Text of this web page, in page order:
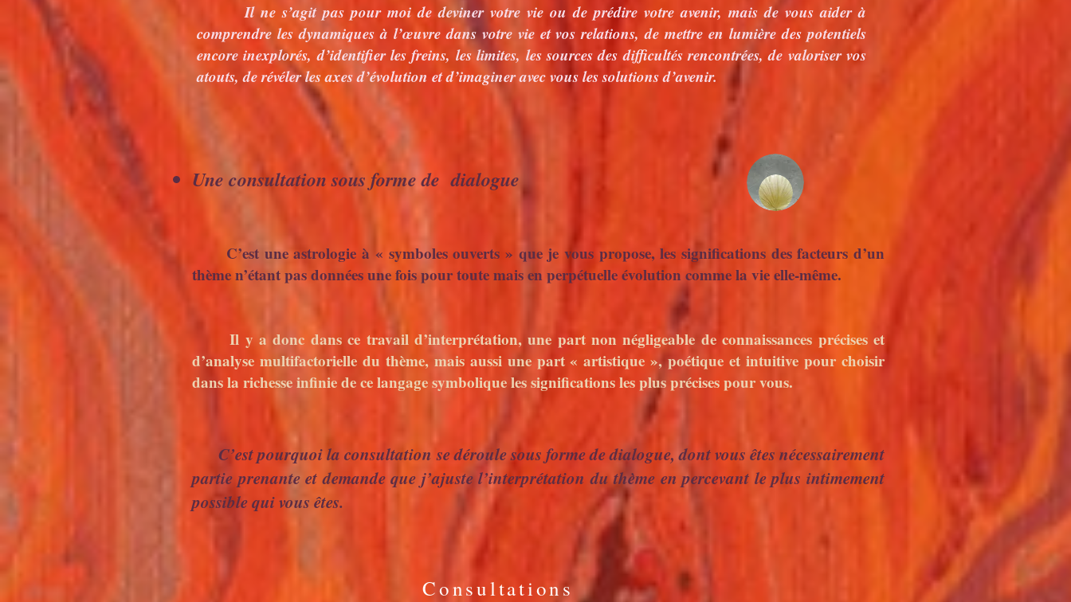
Il ne s’agit pas pour moi de deviner votre vie ou de prédire votre avenir, mais de vous aider à
comprendre les dynamiques à l’œuvre dans votre vie et vos relations, de mettre en lumière des potentiels
encore inexplorés, d’identifier les freins, les limites, les sources des difficultés rencontrées, de valoriser vos
atouts, de révéler les axes d’évolution et d’imaginer avec vous les solutions d’avenir.
Une consultation sous forme de dialogue
C’est une astrologie à « symboles ouverts » que je vous propose, les significations des facteurs d’un
thème n’étant pas données une fois pour toute mais en perpétuelle évolution comme la vie elle-même.
Il y a donc dans ce travail d’interprétation, une part non négligeable de connaissances précises et
d’analyse multifactorielle du thème, mais aussi une part « artistique », poétique et intuitive pour choisir
dans la richesse infinie de ce langage symbolique les significations les plus précises pour vous.
C’est pourquoi la consultation se déroule sous forme de dialogue, dont vous êtes nécessairement
partie prenante et demande que j’ajuste l’interprétation du thème en percevant le plus intimement
possible qui vous êtes.
Consultations